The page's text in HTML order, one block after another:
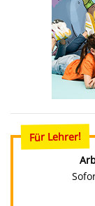
Für Lehrer!